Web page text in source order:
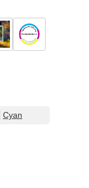
Cyan